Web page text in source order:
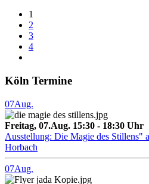
1
2
3
4
Köln Termine
07Aug.
Freitag, 07.Aug. 15:30 - 18:30 Uhr
Ausstellung: Die Magie des Stillens"
Horbach
07Aug.